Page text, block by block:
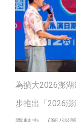
為擴大2026澎
步推出「2026